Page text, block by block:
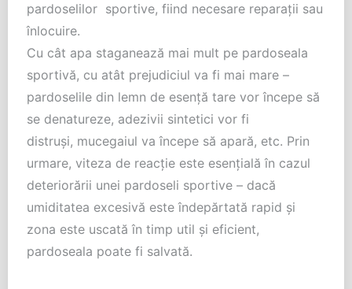
pardoselilor sportive, fiind necesare reparații sau
înlocuire.
Cu cât apa staganează mai mult pe pardoseala
sportivă, cu atât prejudiciul va fi mai mare –
pardoselile din lemn de esență tare vor începe să
se denatureze, adezivii sintetici vor fi
distruși, mucegaiul va începe să apară, etc. Prin
urmare, viteza de reacție este esențială în cazul
deteriorării unei pardoseli sportive – dacă
umiditatea excesivă este îndepărtată rapid și
zona este uscată în timp util și eficient,
pardoseala poate fi salvată.